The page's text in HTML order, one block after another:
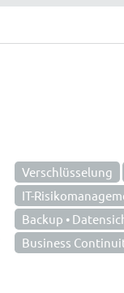
Verschlüsselung
IT-
Backup •
Business